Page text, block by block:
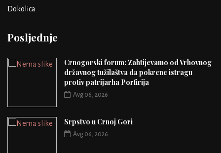
Dokolica
Posljednje
Crnogorski forum: Zahtijevamo od Vrhovnog
državnog tužilaštva da pokrene istragu
protiv patrijarha Porfirija
Avg 06, 2026
Srpstvo u Crnoj Gori
Avg 06, 2026